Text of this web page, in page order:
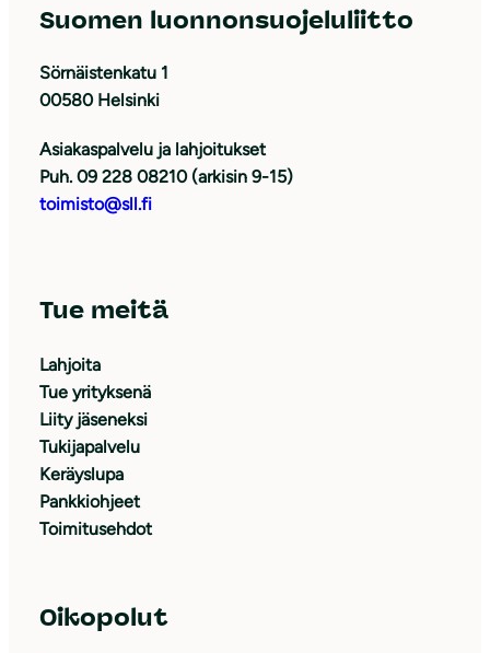
Suomen luonnonsuojeluliitto
Sörnäistenkatu 1
00580 Helsinki
Asiakaspalvelu ja lahjoitukset
Puh. 09 228 08210 (arkisin 9-15)
toimisto@sll.fi
Tue meitä
Lahjoita
Tue yrityksenä
Liity jäseneksi
Tukijapalvelu
Keräyslupa
Pankkiohjeet
Toimitusehdot
Oikopolut